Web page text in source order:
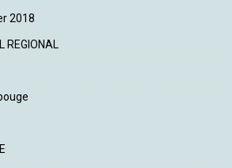
2018
REGIONAL